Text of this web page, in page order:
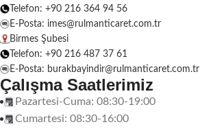
Telefon: +90 216 364 94 56
E-Posta: imes@rulmanticaret.com.tr
Birmes Şubesi
Telefon: +90 216 487 37 61
E-Posta: burakbayindir@rulmanticaret.com.tr
Çalışma Saatlerimiz
Pazartesi-Cuma: 08:30-19:00
Cumartesi: 08:30-16:00